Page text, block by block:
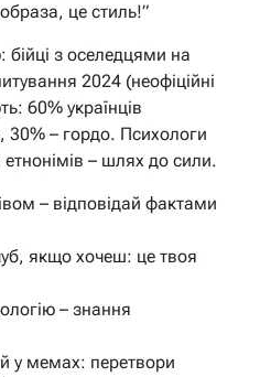
це стиль!”
з оселедцями на
2024 (неофіційні
60% українців
– гордо. Психологи
– шлях до сили.
– відповідай фактами
якщо хочеш: це твоя
– знання
у мемах: перетвори